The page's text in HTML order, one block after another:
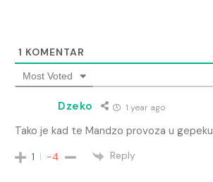
1 KOMENTAR
Most Voted
Dzeko 1 year ago
Tako je kad te Mandzo provoza u gepeku
1 -4 Reply